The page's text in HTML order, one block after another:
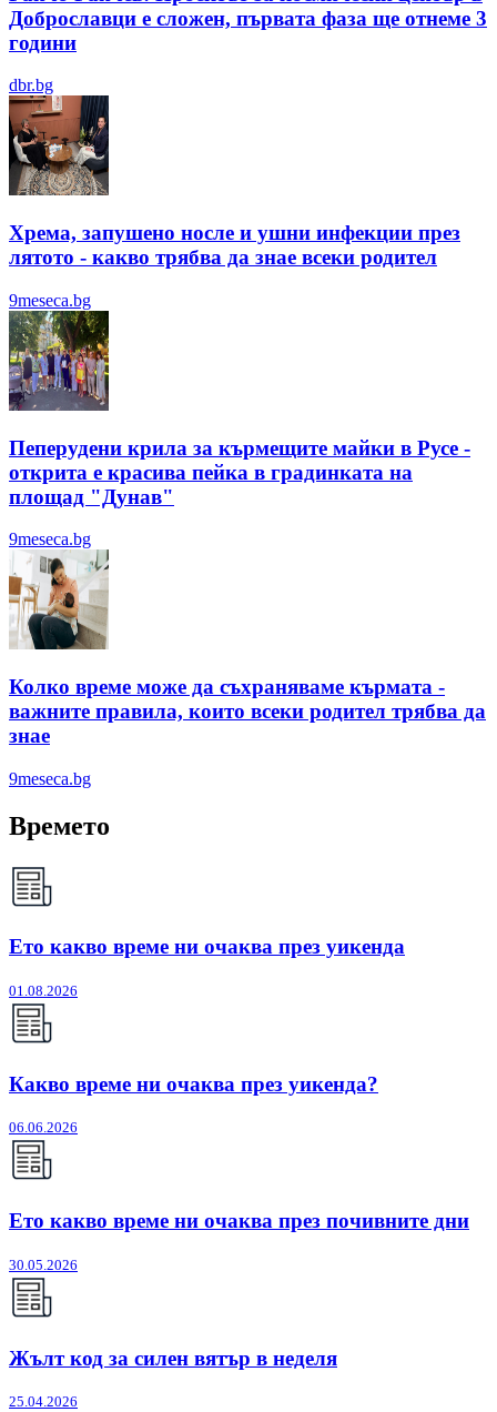
Доброславци е сложен, първата фаза ще отнеме 3
години
dbr.bg
Хрема, запушено носле и ушни инфекции през
лятотo - какво трябва да знае всеки родител
9meseca.bg
Пеперудени крила за кърмещите майки в Русе -
открита е красива пейка в градинката на
площад "Дунав"
9meseca.bg
Колко време може да съхраняваме кърмата -
важните правила, които всеки родител трябва да
знае
9meseca.bg
Времето
Ето какво време ни очаква през уикенда
01.08.2026
Какво време ни очаква през уикенда?
06.06.2026
Ето какво време ни очаква през почивните дни
30.05.2026
Жълт код за силен вятър в неделя
25.04.2026